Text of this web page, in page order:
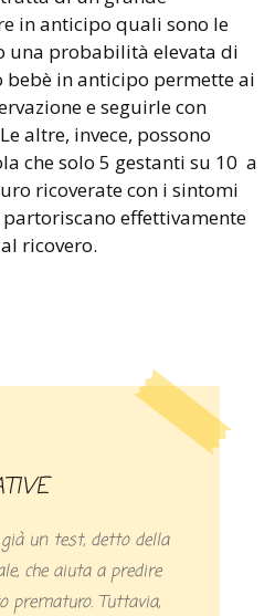
in anticipo quali sono le
una probabilità elevata di
in anticipo permette ai
e seguirle con
altre, invece, possono
che solo 5 gestanti su 10 a
ricoverate con i sintomi
effettivamente
ricovero.
un test, detto della
che aiuta a predire
prematuro. Tuttavia,